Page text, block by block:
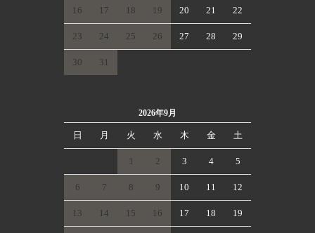
16 17 18 19 20 21 22
23 24 25 26 27 28 29
30 31
2026年9月
日 月 火 水 木 金 土
1 2 3 4 5
6 7 8 9 10 11 12
13 14 15 16 17 18 19